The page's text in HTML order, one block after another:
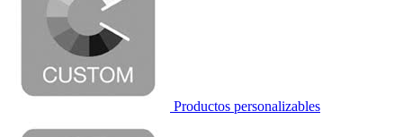
Productos personalizables